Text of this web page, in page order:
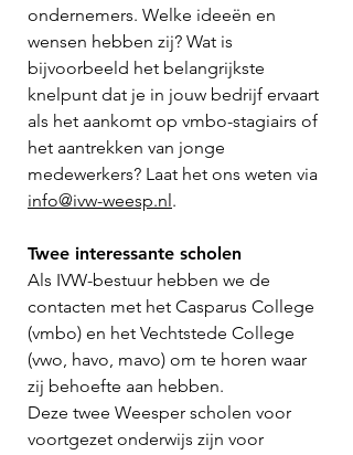
ondernemers. Welke ideeën en
wensen hebben zij? Wat is
bijvoorbeeld het belangrijkste
knelpunt dat je in jouw bedrijf ervaart
als het aankomt op vmbo-stagiairs of
het aantrekken van jonge
medewerkers? Laat het ons weten via
info@ivw-weesp.nl.
Twee interessante scholen
Als IVW-bestuur hebben we de
contacten met het Casparus College
(vmbo) en het Vechtstede College
(vwo, havo, mavo) om te horen waar
zij behoefte aan hebben.
Deze twee Weesper scholen voor
voortgezet onderwijs zijn voor